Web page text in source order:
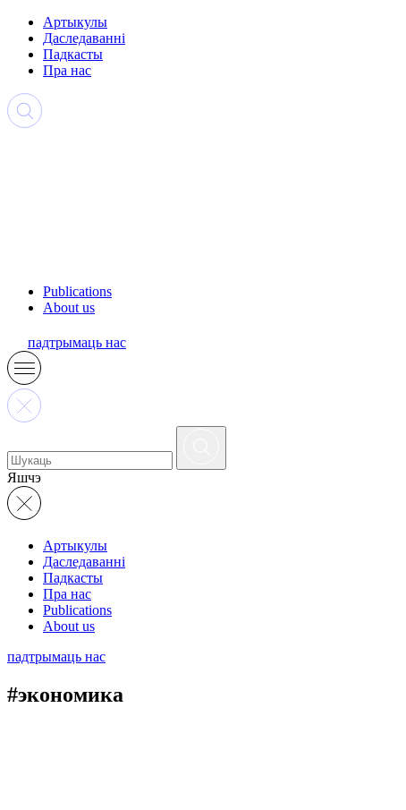
Артыкулы
Даследаванні
Падкасты
Пра нас
Publications
About us
падтрымаць нас
Яшчэ
Артыкулы
Даследаванні
Падкасты
Пра нас
Publications
About us
падтрымаць нас
#экономика